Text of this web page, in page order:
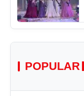
POPULAR